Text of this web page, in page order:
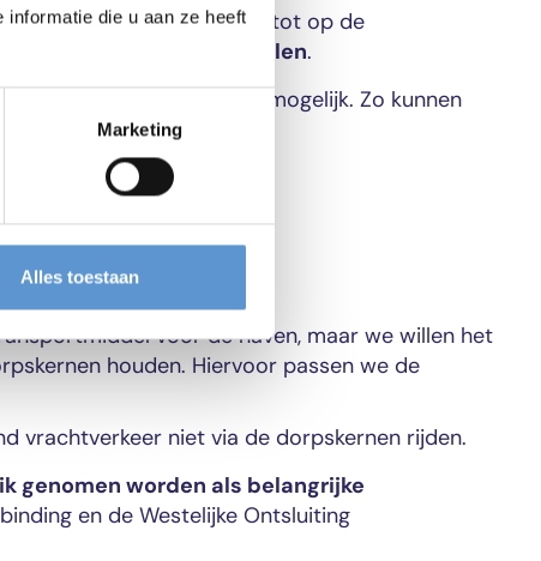
die u aan ze heeft
Marketing
Alles toestaan
ineens doorrijden tot op de
van locomotief te wisselen.
mogelijk. Zo kunnen
voor de haven, maar we willen het
houden. Hiervoor passen we de
vrachtverkeer niet via de dorpskernen rijden.
genomen worden als belangrijke
en de Westelijke Ontsluiting